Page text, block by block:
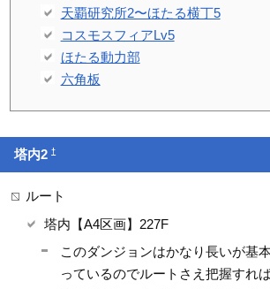
天覇研究所2〜ほたる横丁5
コスモスフィアLv5
ほたる動力部
六角板
塔内2†
ルート
塔内【A4区画】227F
このダンジョンはかなり長いが基
っているのでルートさえ把握すれ